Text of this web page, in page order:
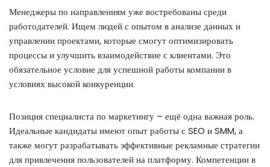
Менеджеры по направлениям уже востребованы среди
работодателей. Ищем людей с опытом в анализе данных и
управлении проектами, которые смогут оптимизировать
процессы и улучшить взаимодействие с клиентами. Это
обязательное условие для успешной работы компании в
условиях высокой конкуренции.
Позиция специалиста по маркетингу – ещё одна важная роль.
Идеальные кандидаты имеют опыт работы с SEO и SMM, а
также могут разрабатывать эффективные рекламные стратегии
для привлечения пользователей на платформу. Компетенции в